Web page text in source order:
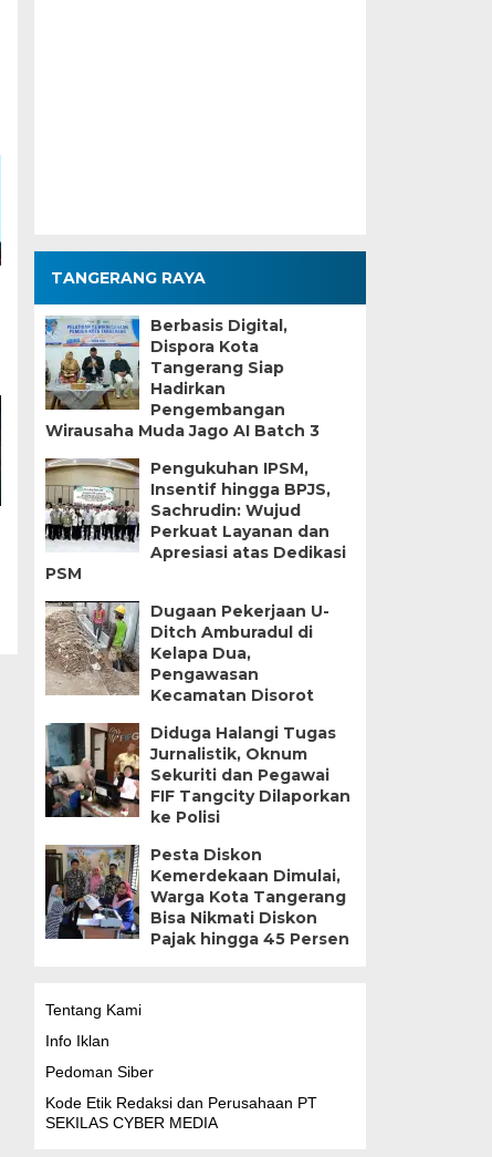
TANGERANG RAYA
Berbasis Digital,
Dispora Kota
Tangerang Siap
Hadirkan
Pengembangan
Wirausaha Muda Jago AI Batch 3
Pengukuhan IPSM,
Insentif hingga BPJS,
Sachrudin: Wujud
Perkuat Layanan dan
Apresiasi atas Dedikasi
PSM
Dugaan Pekerjaan U-
Ditch Amburadul di
Kelapa Dua,
Pengawasan
Kecamatan Disorot
Diduga Halangi Tugas
Jurnalistik, Oknum
Sekuriti dan Pegawai
FIF Tangcity Dilaporkan
ke Polisi
Pesta Diskon
Kemerdekaan Dimulai,
Warga Kota Tangerang
Bisa Nikmati Diskon
Pajak hingga 45 Persen
Tentang Kami
Info Iklan
Pedoman Siber
Kode Etik Redaksi dan Perusahaan PT
SEKILAS CYBER MEDIA